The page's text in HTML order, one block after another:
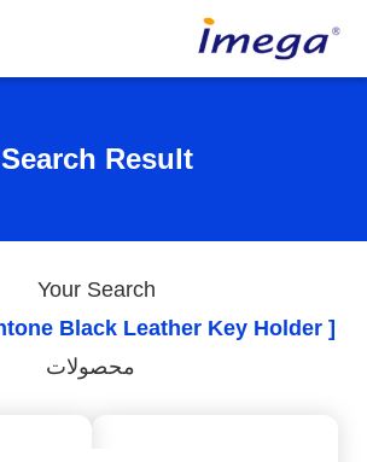
Search Result
Your Search
[ Pantone Black Leather Key Holder ]
محصولات